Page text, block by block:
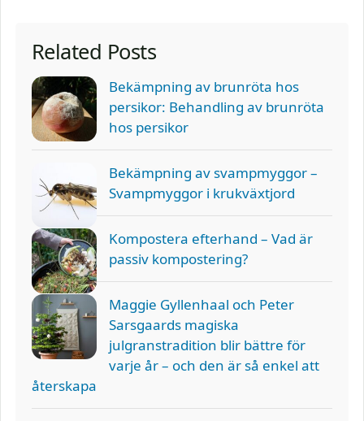
Related Posts
Bekämpning av brunröta hos
persikor: Behandling av brunröta
hos persikor
Bekämpning av svampmyggor –
Svampmyggor i krukväxtjord
Kompostera efterhand – Vad är
passiv kompostering?
Maggie Gyllenhaal och Peter
Sarsgaards magiska
julgranstradition blir bättre för
varje år – och den är så enkel att
återskapa